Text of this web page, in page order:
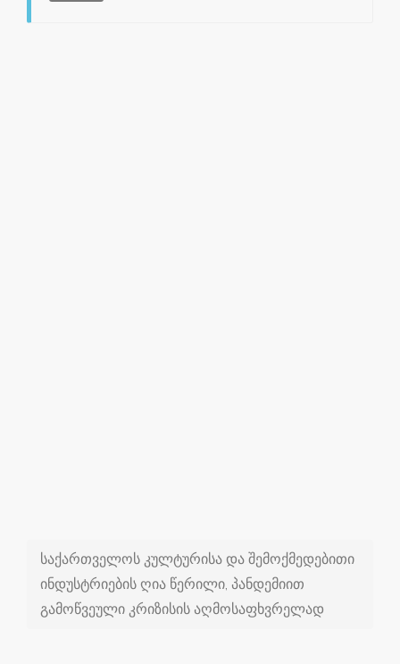
საქართველოს კულტურისა და შემოქმედებითი
ინდუსტრიების ღია წერილი, პანდემიით
გამოწვეული კრიზისის აღმოსაფხვრელად